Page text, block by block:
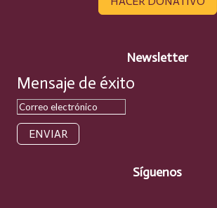
Newsletter
Mensaje de éxito
ENVIAR
Síguenos